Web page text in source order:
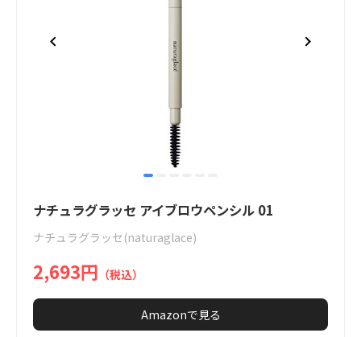
item
1
6
ナチュラグラッセ アイブロウペンシル 01
ナチュラグラッセ(naturaglace)
2,693円 （税込）
Amazonで見る